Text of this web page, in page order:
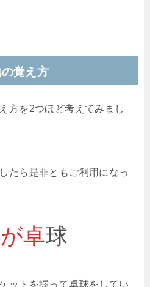
覚え方
方を2つほど考えてみまし
たら是非ともご利用になっ
卓球
ットを握って卓球をしてい